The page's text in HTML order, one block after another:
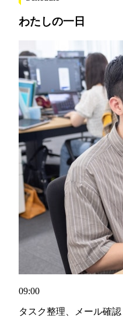
わたしの一日
09:00
タスク整理、メール確認